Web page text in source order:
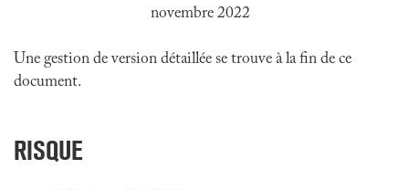
novembre 2022
Une gestion de version détaillée se trouve à la fin de ce
document.
RISQUE